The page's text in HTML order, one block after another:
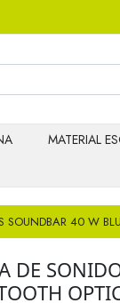
MATERIAL
SOUNDBAR 40 W
DE